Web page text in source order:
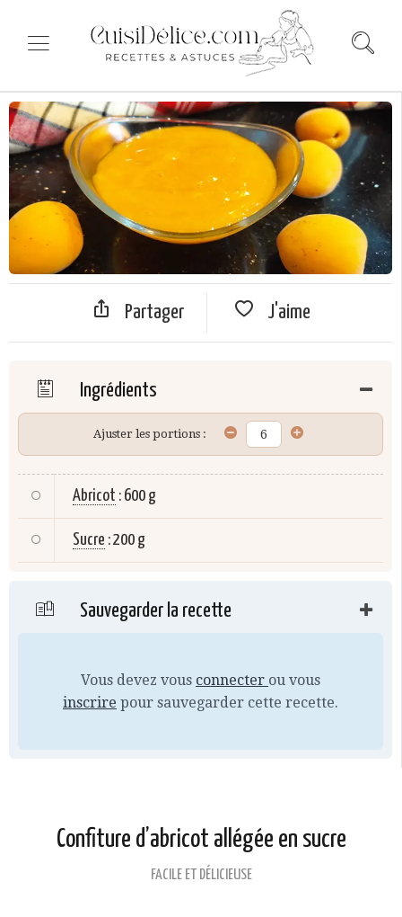
Partager J'aime
Ingrédients
Ajuster les portions :
Abricot : 600 g
Sucre :200 g
Sauvegarder la recette
Vous devez vous connecter ou vous
inscrire pour sauvegarder cette recette.
Confiture d’abricot allégée en sucre
FACILE ET DÉLICIEUSE